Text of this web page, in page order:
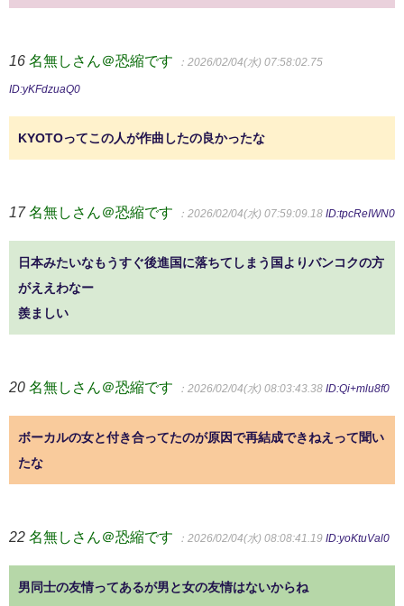
16 名無しさん＠恐縮です ：2026/02/04(水) 07:58:02.75
ID:yKFdzuaQ0
KYOTOってこの人が作曲したの良かったな
17 名無しさん＠恐縮です ：2026/02/04(水) 07:59:09.18 ID:tpcReIWN0
日本みたいなもうすぐ後進国に落ちてしまう国よりバンコクの方
がええわなー
羨ましい
20 名無しさん＠恐縮です ：2026/02/04(水) 08:03:43.38 ID:Qi+mlu8f0
ボーカルの女と付き合ってたのが原因で再結成できねえって聞い
たな
22 名無しさん＠恐縮です ：2026/02/04(水) 08:08:41.19 ID:yoKtuVal0
男同士の友情ってあるが男と女の友情はないからね